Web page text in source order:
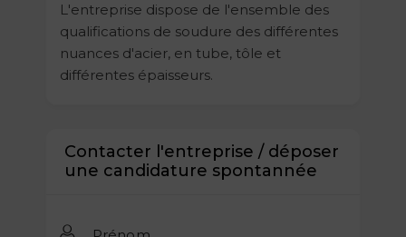
L'entreprise dispose de l'ensemble des
qualifications de soudure des différentes
nuances d'acier, en tube, tôle et
différentes épaisseurs.
Contacter l'entreprise / déposer
une candidature spontannée